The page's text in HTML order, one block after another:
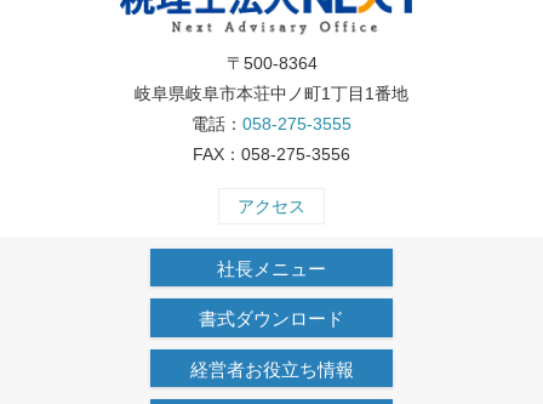
〒500-8364
岐阜県岐阜市本荘中ノ町1丁目1番地
電話： 058-275-3555
FAX：058-275-3556
アクセス
社長メニュー
書式ダウンロード
経営者お役立ち情報